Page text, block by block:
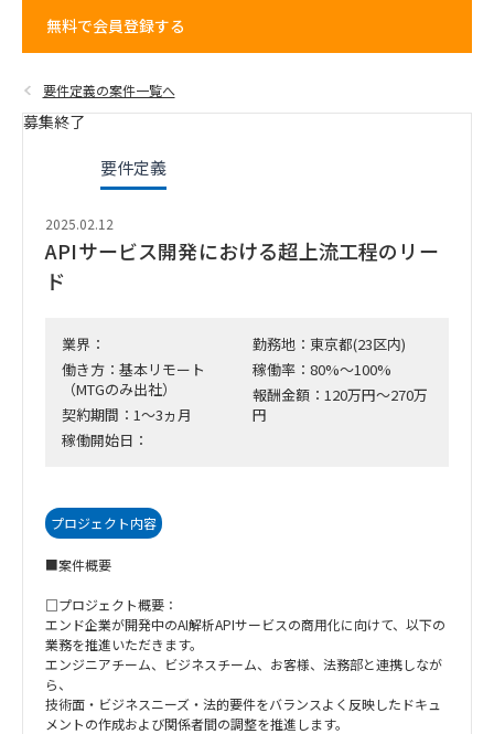
無料で会員登録する
要件定義の案件一覧へ
募集終了
要件定義
2025.02.12
APIサービス開発における超上流工程のリー
ド
業界：
働き方：基本リモート
（MTGのみ出社）
契約期間：1～3ヵ月
稼働開始日：
勤務地：東京都(23区内)
稼働率：80%～100%
報酬金額：120万円～270万
円
プロジェクト内容
■案件概要
□プロジェクト概要：
エンド企業が開発中のAI解析APIサービスの商用化に向けて、以下の
業務を推進いただきます。
エンジニアチーム、ビジネスチーム、お客様、法務部と連携しなが
ら、
技術面・ビジネスニーズ・法的要件をバランスよく反映したドキュ
メントの作成および関係者間の調整を推進します。